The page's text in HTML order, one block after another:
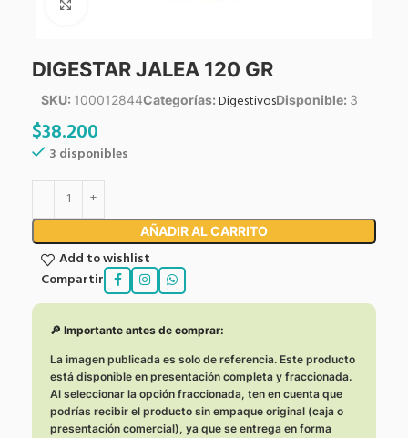
DIGESTAR JALEA 120 GR
SKU: 100012844Categorías:DigestivosDisponible: 3
$38.200
3 disponibles
AÑADIR AL CARRITO
Add to wishlist
Compartir
🔎 Importante antes de comprar:
La imagen publicada es solo de referencia. Este producto
está disponible en presentación completa y fraccionada.
Al seleccionar la opción fraccionada, ten en cuenta que
podrías recibir el producto sin empaque original (caja o
presentación comercial), ya que se entrega en forma